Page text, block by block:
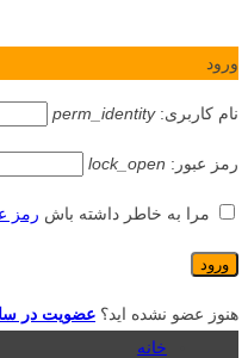
ورود
نام کاربری:perm_identity
رمز عبور: lock_open
مرا به خاطر داشته باش رمز
هنوز عضو نشده اید؟ عضویت در
خانه